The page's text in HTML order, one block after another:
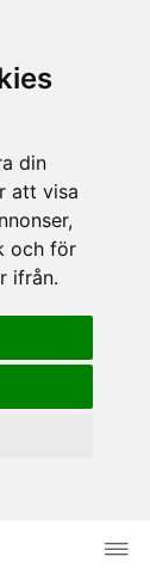
din
att visa
och för
ifrån.